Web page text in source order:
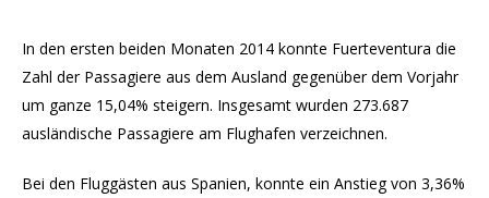
In den ersten beiden Monaten 2014 konnte Fuerteventura die
Zahl der Passagiere aus dem Ausland gegenüber dem Vorjahr
um ganze 15,04% steigern. Insgesamt wurden 273.687
ausländische Passagiere am Flughafen verzeichnen.
Bei den Fluggästen aus Spanien, konnte ein Anstieg von 3,36%